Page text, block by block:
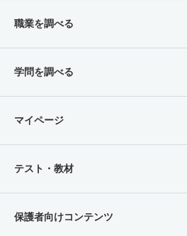
職業を調べる
学問を調べる
マイページ
テスト・教材
保護者向けコンテンツ